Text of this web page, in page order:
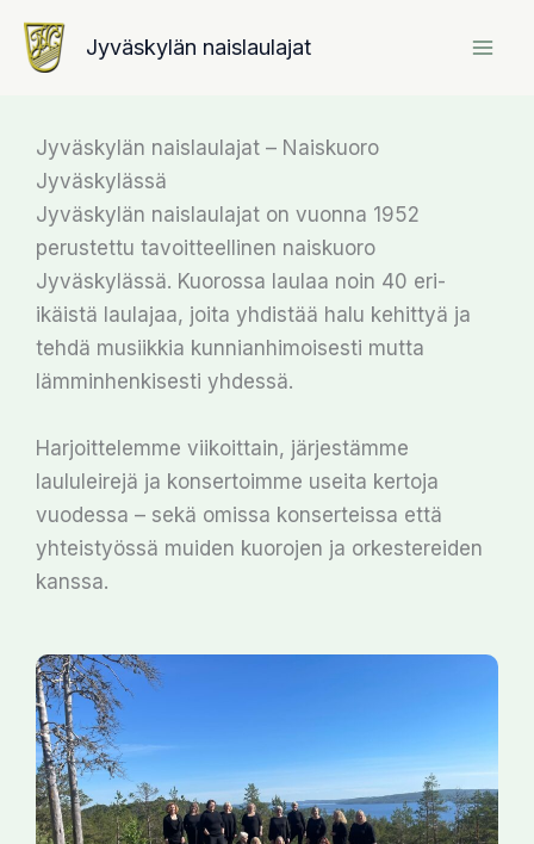
Siirry
sisältöön Jyväskylän naislaulajat
Jyväskylän naislaulajat – Naiskuoro
Jyväskylässä
Jyväskylän naislaulajat on vuonna 1952
perustettu tavoitteellinen naiskuoro
Jyväskylässä. Kuorossa laulaa noin 40 eri-
ikäistä laulajaa, joita yhdistää halu kehittyä ja
tehdä musiikkia kunnianhimoisesti mutta
lämminhenkisesti yhdessä.
Harjoittelemme viikoittain, järjestämme
laululeirejä ja konsertoimme useita kertoja
vuodessa – sekä omissa konserteissa että
yhteistyössä muiden kuorojen ja orkestereiden
kanssa.